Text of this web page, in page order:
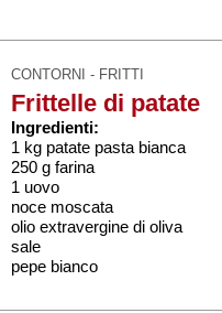
CONTORNI - FRITTI
Frittelle di patate
Ingredienti:
1 kg patate pasta bianca
250 g farina
1 uovo
noce moscata
olio extravergine di oliva
sale
pepe bianco